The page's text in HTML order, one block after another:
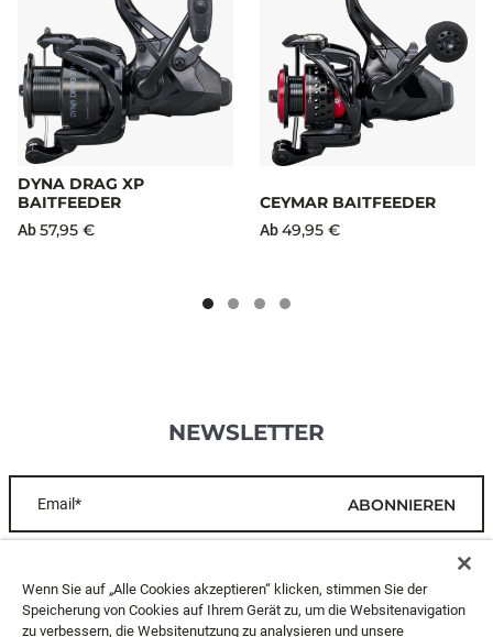
DYNA DRAG XP
BAITFEEDER
Ab57,95 €
CEYMAR BAITFEEDER
Ab49,95 €
NEWSLETTER
Email* ABONNIEREN
KUNDENDIENST
Wenn Sie auf „Alle Cookies akzeptieren“ klicken, stimmen Sie der
Speicherung von Cookies auf Ihrem Gerät zu, um die Websitenavigation
zu verbessern, die Websitenutzung zu analysieren und unsere